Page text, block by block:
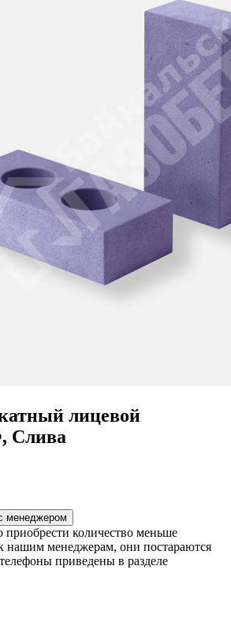
лицевой
Слива
менеджером
количество меньше
нашим менеджерам, они постараются
приведены в разделе